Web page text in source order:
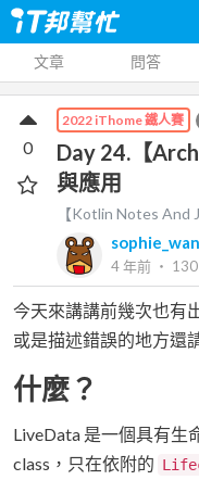
文章 問答
2022 iThome 鐵人賽
Day 24.【
與應用
【Kotlin Notes And
4 年前 ‧
0
今天來講講前幾次也有
或是描述錯誤的地方還
什麼？
LiveData 是一個具有生
class，只在依附的